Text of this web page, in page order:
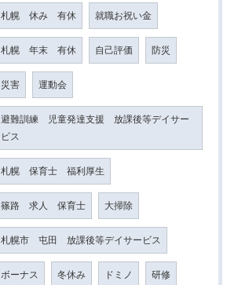
札幌 休み 有休 就職お祝い金
札幌 年末 有休 自己評価 防災
災害 運動会
避難訓練 児童発達支援 放課後等デイサー
ビス
札幌 保育士 福利厚生
篠路 求人 保育士 大掃除
札幌市 屯田 放課後等デイサービス
ボーナス 冬休み ドミノ 研修